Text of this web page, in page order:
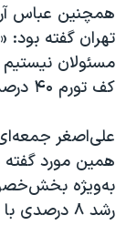
همچنین عباس
تهران گفته
مسئولان
کف تورم ۴۰ درصد خواهد بود.»
علی‌‌‌‌اصغر
همین مورد
به‌ویژه
رشد ۸ درصدی با این وضعیت قابل‌تصور نیست.